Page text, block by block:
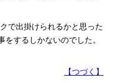
で出掛けられるかと思った
をするしかないのでした。
【つづく】